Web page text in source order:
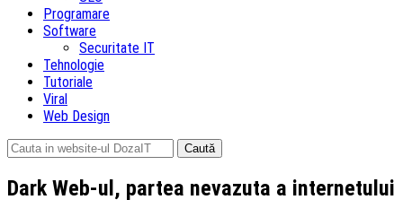
Programare
Software
Securitate IT
Tehnologie
Tutoriale
Viral
Web Design
Caută
după:
Dark Web-ul, partea nevazuta a internetului